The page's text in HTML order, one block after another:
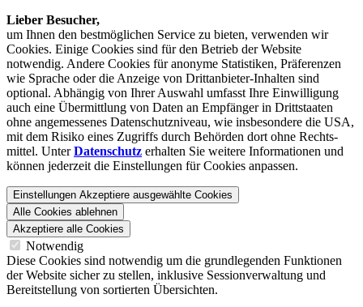
Lieber Besucher,
um Ihnen den best­möglichen Service zu bieten, verwenden wir
Cookies. Einige Cookies sind für den Betrieb der Website
notwendig. Andere Cookies für anonyme Statistiken, Präferenzen
wie Sprache oder die Anzeige von Dritt­anbieter-Inhalten sind
optional. Abhängig von Ihrer Auswahl umfasst Ihre Einwilligung
auch eine Übermittlung von Daten an Empfänger in Drittstaaten
ohne angemessenes Daten­schutz­niveau, wie insbesondere die USA,
mit dem Risiko eines Zugriffs durch Behörden dort ohne Rechts­
mittel. UnterDatenschutz erhalten Sie weitere Informationen und
können jederzeit die Einstellungen für Cookies anpassen.
Einstellungen Akzeptiere ausgewählte Cookies
Alle Cookies ablehnen
Akzeptiere alle Cookies
Notwendig
Diese Cookies sind notwendig um die grundlegenden Funktionen
der Website sicher zu stellen, inklusive Sessionverwaltung und
Bereitstellung von sortierten Übersichten.